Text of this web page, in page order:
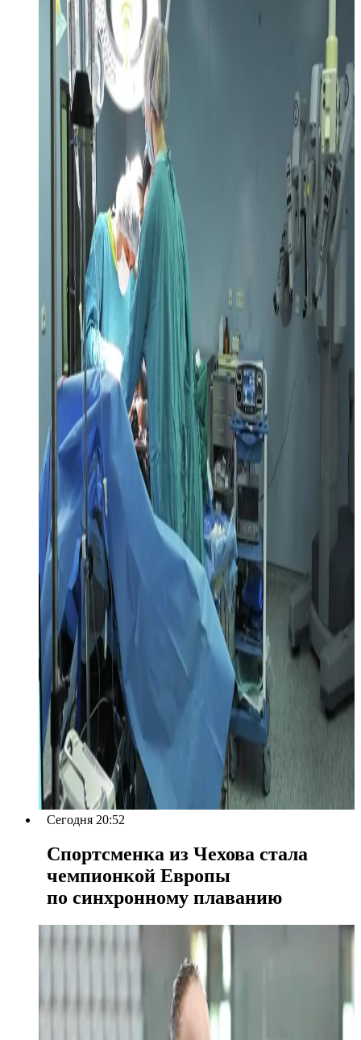
Сегодня 20:52
Спортсменка из Чехова стала
чемпионкой Европы
по синхронному плаванию